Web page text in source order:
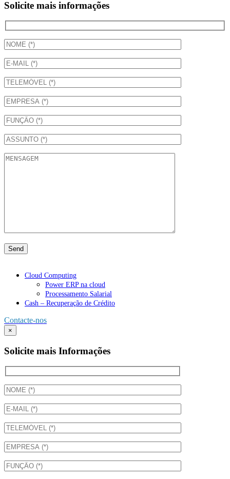
Solicite mais informações
Cloud Computing
Power ERP na cloud
Processamento Salarial
Cash – Recuperação de Crédito
Contacte-nos
×
Solicite mais Informações